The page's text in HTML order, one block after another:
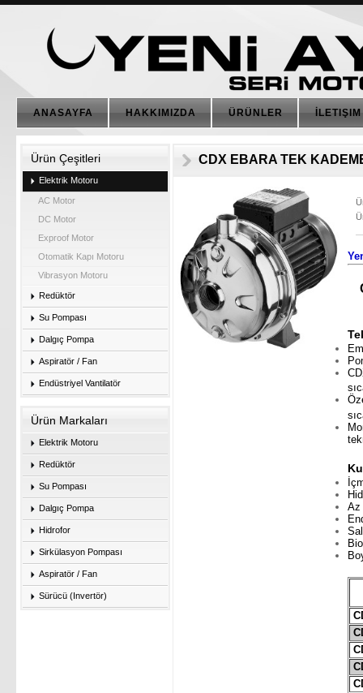
ANASAYFA HAKKIMIZDA ÜRÜNLER İLETIŞIM
Ürün Çeşitleri
Elektrik Motoru
AC Motor
DC Motor
Exproof Motor
Otomatik Kapı Motoru
Vibrasyon Motoru
Redüktör
Su Pompası
Dalgıç Pompa
Aspiratör / Fan
Endüstriyel Vantilatör
Ürün Markaları
Elektrik Motoru
Redüktör
Su Pompası
Dalgıç Pompa
Hidrofor
Sirkülasyon Pompası
Aspiratör / Fan
Sürücü (Invertör)
CDX EBARA TEK
Az